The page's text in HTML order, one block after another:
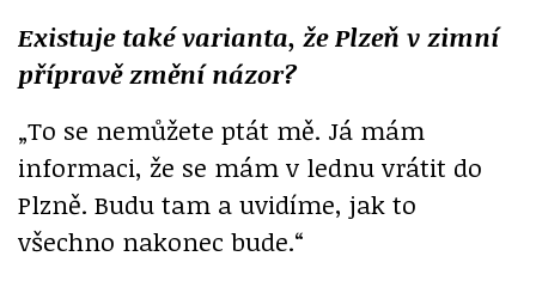
Existuje také varianta, že Plzeň v zimní
přípravě změní názor?
„To se nemůžete ptát mě. Já mám
informaci, že se mám v lednu vrátit do
Plzně. Budu tam a uvidíme, jak to
všechno nakonec bude.“